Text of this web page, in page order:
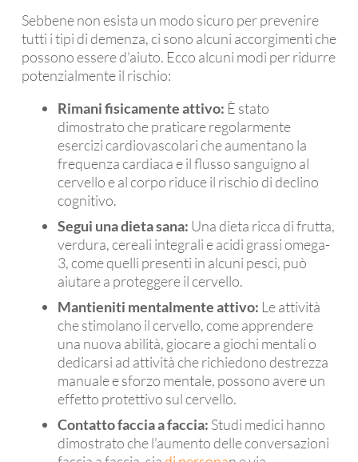
Sebbene non esista un modo sicuro per prevenire
tutti i tipi di demenza, ci sono alcuni accorgimenti che
possono essere d'aiuto. Ecco alcuni modi per ridurre
potenzialmente il rischio:
Rimani fisicamente attivo: È stato
dimostrato che praticare regolarmente
esercizi cardiovascolari che aumentano la
frequenza cardiaca e il flusso sanguigno al
cervello e al corpo riduce il rischio di declino
cognitivo.
Segui una dieta sana: Una dieta ricca di frutta,
verdura, cereali integrali e acidi grassi omega-
3, come quelli presenti in alcuni pesci, può
aiutare a proteggere il cervello.
Mantieniti mentalmente attivo: Le attività
che stimolano il cervello, come apprendere
una nuova abilità, giocare a giochi mentali o
dedicarsi ad attività che richiedono destrezza
manuale e sforzo mentale, possono avere un
effetto protettivo sul cervello.
Contatto faccia a faccia: Studi medici hanno
dimostrato che l'aumento delle conversazioni